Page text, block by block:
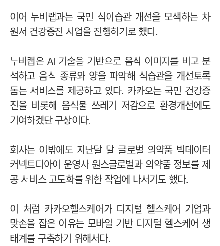
이어 누비랩과는 국민 식이습관 개선을 모색하는 차
원서 건강증진 사업을 진행하기로 했다.
누비랩은 AI 기술을 기반으로 음식 이미지를 비교 분
석하고 음식 종류와 양을 파악해 식습관을 개선토록
돕는 서비스를 제공하고 있다. 카카오는 국민 건강증
진을 비롯해 음식물 쓰레기 저감으로 환경개선에도
기여하겠단 구상이다.
회사는 이밖에도 지난달 말 글로벌 의약품 빅데이터
커넥트디아이 운영사 원스글로벌과 의약품 정보를 제
공 서비스 고도화를 위한 작업에 나서기도 했다.
이 처럼 카카오헬스케어가 디지털 헬스케어 기업과
맞손을 잡은 이유는 모바일 기반 디지털 헬스케어 생
태계를 구축하기 위해서다.